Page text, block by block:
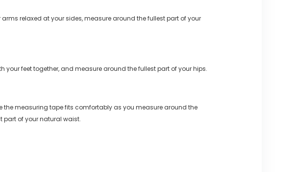
arms relaxed at your sides, measure around the fullest part of your
your feet together, and measure around the fullest part of your hips.
the measuring tape fits comfortably as you measure around the
part of your natural waist.